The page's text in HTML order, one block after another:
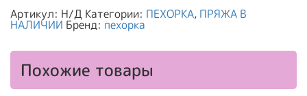
Артикул: Н/Д Категории: ПЕХОРКА, ПРЯЖА В
НАЛИЧИИ Бренд: пехорка
Похожие товары